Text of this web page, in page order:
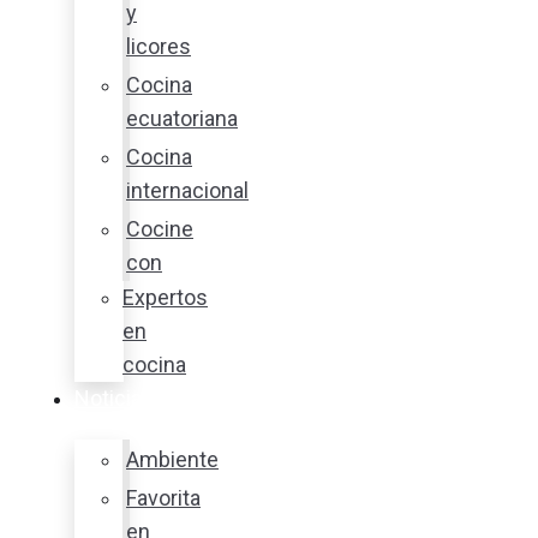
y
licores
Cocina
ecuatoriana
Cocina
internacional
Cocine
con
Expertos
en
cocina
Ambiente
Favorita
en